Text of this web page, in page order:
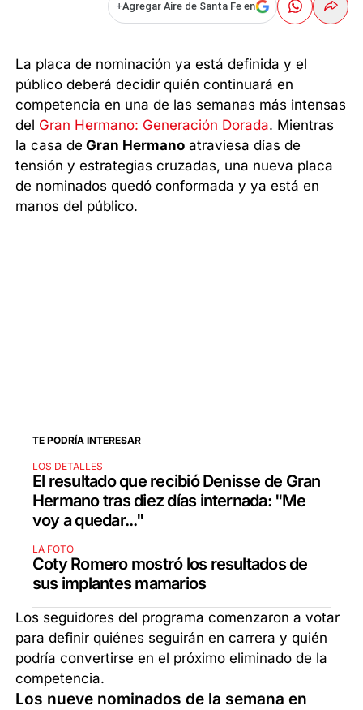
+Agregar Aire de Santa Fe en
La placa de nominación ya está definida y el
público deberá decidir quién continuará en
competencia en una de las semanas más intensas
del Gran Hermano: Generación Dorada. Mientras
la casa de Gran Hermano atraviesa días de
tensión y estrategias cruzadas, una nueva placa
de nominados quedó conformada y ya está en
manos del público.
TE PODRÍA INTERESAR
LOS DETALLES
El resultado que recibió Denisse de Gran
Hermano tras diez días internada: "Me
voy a quedar..."
LA FOTO
Coty Romero mostró los resultados de
sus implantes mamarios
Los seguidores del programa comenzaron a votar
para definir quiénes seguirán en carrera y quién
podría convertirse en el próximo eliminado de la
competencia.
Los nueve nominados de la semana en